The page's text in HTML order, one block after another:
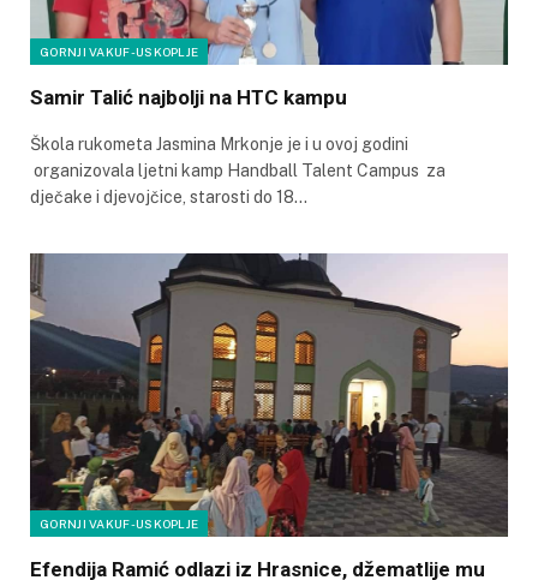
GORNJI VAKUF-USKOPLJE
Samir Talić najbolji na HTC kampu
Škola rukometa Jasmina Mrkonje je i u ovoj godini
organizovala ljetni kamp Handball Talent Campus za
dječake i djevojčice, starosti do 18…
GORNJI VAKUF-USKOPLJE
Efendija Ramić odlazi iz Hrasnice, džematlije mu